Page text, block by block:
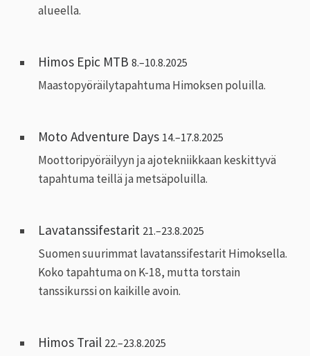
alueella.
Himos Epic MTB 8.–10.8.2025
Maastopyöräilytapahtuma Himoksen poluilla.
Moto Adventure Days 14.–17.8.2025
Moottoripyöräilyyn ja ajotekniikkaan keskittyvä
tapahtuma teillä ja metsäpoluilla.
Lavatanssifestarit 21.–23.8.2025
Suomen suurimmat lavatanssifestarit Himoksella.
Koko tapahtuma on K-18, mutta torstain
tanssikurssi on kaikille avoin.
Himos Trail 22.–23.8.2025